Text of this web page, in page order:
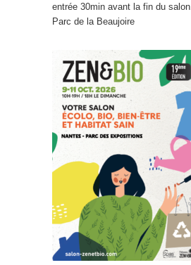
entrée 30min avant la fin du salon.
Parc de la Beaujoire